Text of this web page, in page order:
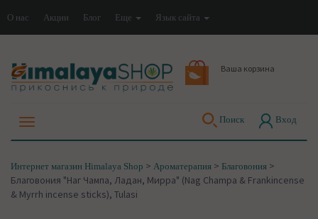
О нас Акции Блог Еще Язык сайта
Ваша корзина
Поиск Вход
Интернет магазин Himalaya Shop > Ароматерапия > Благовония >
Благовония "Наг Чампа, Ладан, Мирра" (Nag Champa & Frankincense
& Myrrh incense sticks), Tulasi